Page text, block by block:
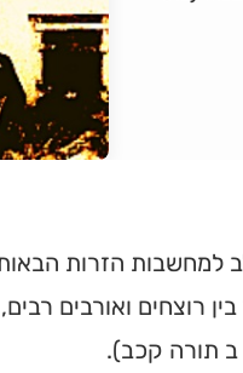
למחשבות הזרות
רוצחים ואורבים
ב תורה קכב).